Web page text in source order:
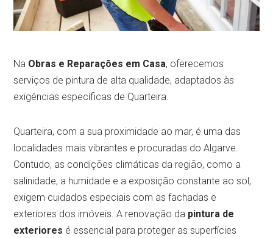
Na Obras e Reparações em Casa, oferecemos
serviços de pintura de alta qualidade, adaptados às
exigências específicas de Quarteira.
Quarteira, com a sua proximidade ao mar, é uma das
localidades mais vibrantes e procuradas do Algarve.
Contudo, as condições climáticas da região, como a
salinidade, a humidade e a exposição constante ao sol,
exigem cuidados especiais com as fachadas e
exteriores dos imóveis. A renovação da pintura de
exteriores é essencial para proteger as superfícies